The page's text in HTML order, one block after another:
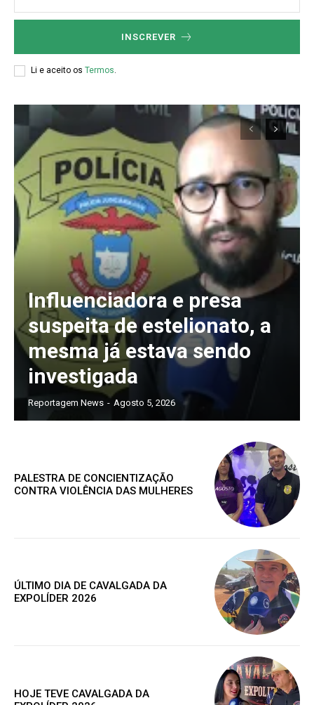
Assine nosso site e tenha acessos
exclusivo
Grátis
Gratuitamente / para sempre
Nóticias exclusivas
R$100 / ano
INSCREVER
Li e aceito os Termos.
Influenciadora e presa
suspeita de estelionato, a
mesma já estava sendo
investigada
Reportagem News - Agosto 5, 2026
PALESTRA DE CONCIENTIZAÇÃO
CONTRA VIOLÊNCIA DAS MULHERES
ÚLTIMO DIA DE CAVALGADA DA
EXPOLÍDER 2026
HOJE TEVE CAVALGADA DA